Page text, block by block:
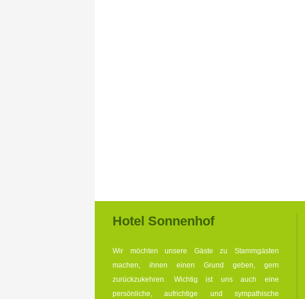
Hotel Sonnenhof
Wir möchten unsere Gäste zu Stammgästen
machen, ihnen einen Grund geben, gern
zurückzukehren. Wichtig ist uns auch eine
persönliche, aufrichtige und sympathische